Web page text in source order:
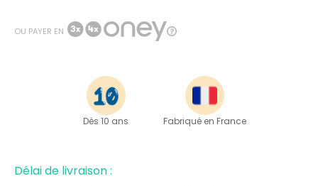
OU PAYER EN
Dès 10 ans Fabriqué en France
Délai de livraison :